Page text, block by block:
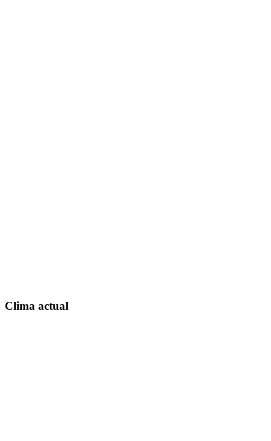
Clima actual